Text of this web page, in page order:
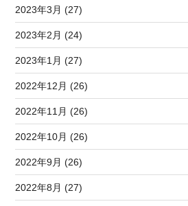
2023年3月 (27)
2023年2月 (24)
2023年1月 (27)
2022年12月 (26)
2022年11月 (26)
2022年10月 (26)
2022年9月 (26)
2022年8月 (27)